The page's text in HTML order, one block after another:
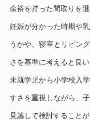
余裕を持った間取りを
妊娠が分かった時期や
うかや、寝室とリビン
さを基準に考えると良
未就学児から小学校入
すさを重視しながら、
見越して検討することが